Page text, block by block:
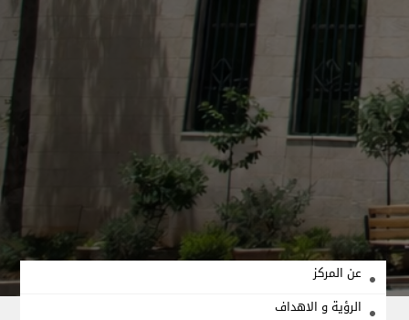
عن المركز
الرؤية و الاهداف